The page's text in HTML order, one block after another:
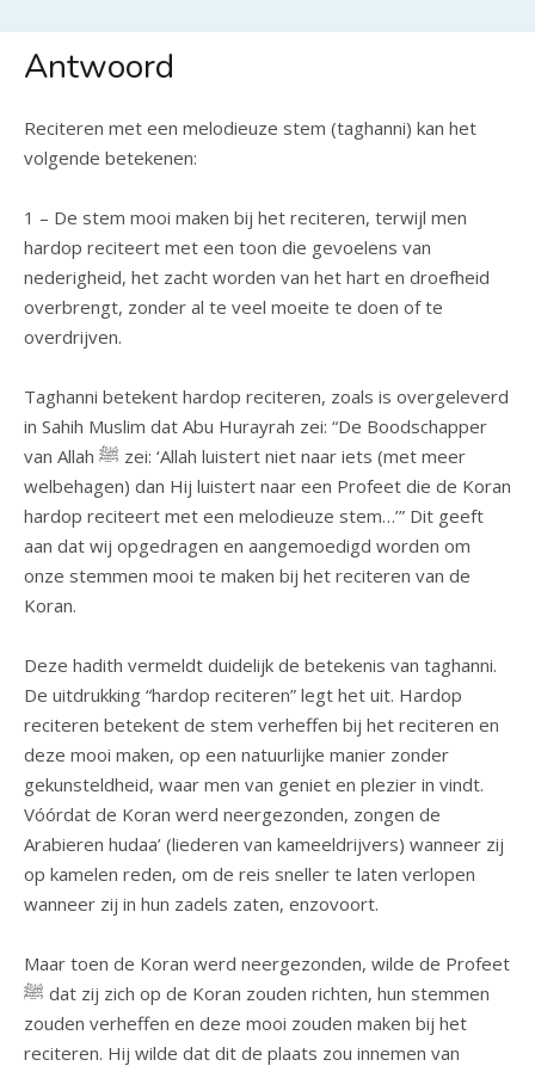
Antwoord
Reciteren met een melodieuze stem (taghanni) kan het
volgende betekenen:
1 – De stem mooi maken bij het reciteren, terwijl men
hardop reciteert met een toon die gevoelens van
nederigheid, het zacht worden van het hart en droefheid
overbrengt, zonder al te veel moeite te doen of te
overdrijven.
Taghanni betekent hardop reciteren, zoals is overgeleverd
in Sahih Muslim dat Abu Hurayrah zei: “De Boodschapper
van Allah ﷺ zei: ‘Allah luistert niet naar iets (met meer
welbehagen) dan Hij luistert naar een Profeet die de Koran
hardop reciteert met een melodieuze stem…’” Dit geeft
aan dat wij opgedragen en aangemoedigd worden om
onze stemmen mooi te maken bij het reciteren van de
Koran.
Deze hadith vermeldt duidelijk de betekenis van taghanni.
De uitdrukking “hardop reciteren” legt het uit. Hardop
reciteren betekent de stem verheffen bij het reciteren en
deze mooi maken, op een natuurlijke manier zonder
gekunsteldheid, waar men van geniet en plezier in vindt.
Vóórdat de Koran werd neergezonden, zongen de
Arabieren hudaa’ (liederen van kameeldrijvers) wanneer zij
op kamelen reden, om de reis sneller te laten verlopen
wanneer zij in hun zadels zaten, enzovoort.
Maar toen de Koran werd neergezonden, wilde de Profeet
ﷺ dat zij zich op de Koran zouden richten, hun stemmen
zouden verheffen en deze mooi zouden maken bij het
reciteren. Hij wilde dat dit de plaats zou innemen van